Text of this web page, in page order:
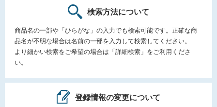
検索方法について
商品名の一部や「ひらがな」の入力でも検索可能です。正確な商
品名が不明な場合は名前の一部を入力して検索してください。
より細かい検索をご希望の場合は「詳細検索」をご利用くださ
い。
登録情報の変更について